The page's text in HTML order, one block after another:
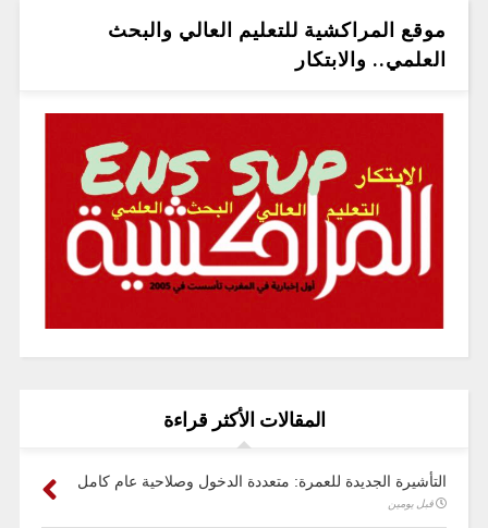
موقع المراكشية للتعليم العالي والبحث
العلمي.. والابتكار
المقالات الأكثر قراءة
التأشيرة الجديدة للعمرة: متعددة الدخول وصلاحية عام كامل
قبل يومين